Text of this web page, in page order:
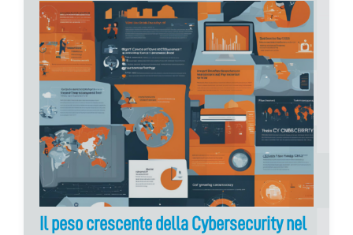
Il peso crescente della Cybersecurity nel